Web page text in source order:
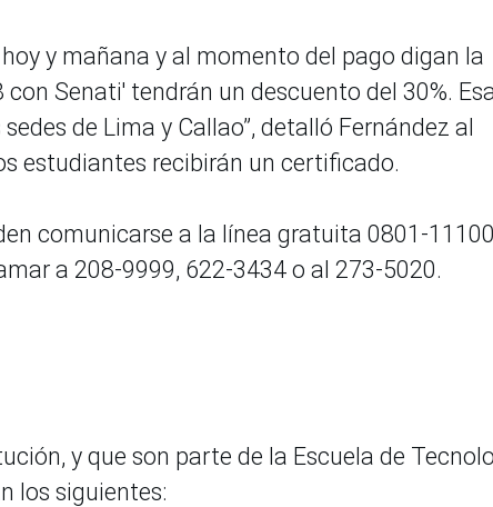
y mañana y al momento del pago digan la
Senati' tendrán un descuento del 30%.
de Lima y Callao”, detalló Fernández al
estudiantes recibirán un certificado.
comunicarse a la línea gratuita 0801-
a 208-9999, 622-3434 o al 273-5020.
y que son parte de la Escuela de
los siguientes: